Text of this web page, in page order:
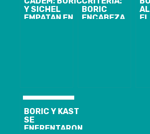
Y SICHEL
EMPATAN EN
BORIC
ENCABEZA
BORIC Y KAST
SE
ENFRENTARON